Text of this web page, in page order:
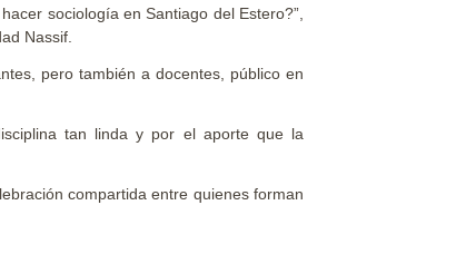
sociología en Santiago del Estero?”,
Nassif.
pero también a docentes, público en
tan linda y por el aporte que la
compartida entre quienes forman